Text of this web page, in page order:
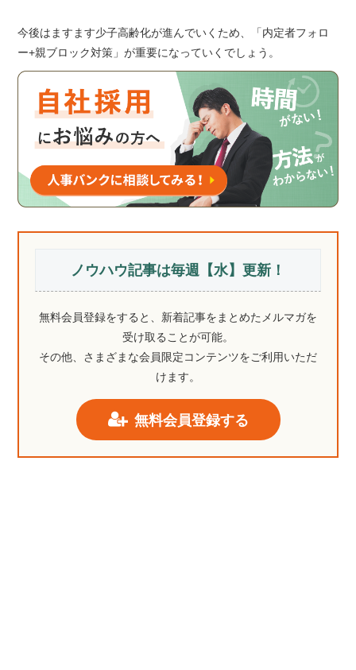
今後はますます少子高齢化が進んでいくため、「内定者フォロ
ー+親ブロック対策」が重要になっていくでしょう。
ノウハウ記事は毎週【水】更新！
無料会員登録をすると、新着記事をまとめたメルマガを
受け取ることが可能。
その他、さまざまな会員限定コンテンツをご利用いただ
けます。
無料会員登録する